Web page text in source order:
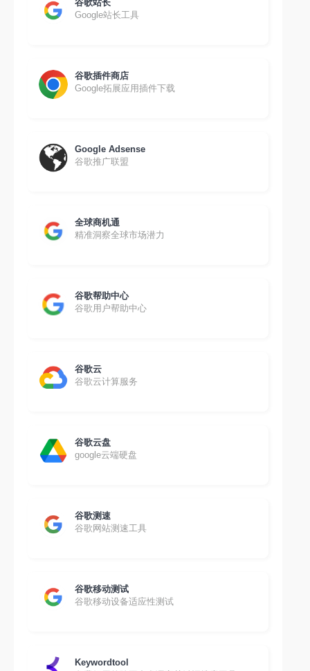
谷歌站长
Google站长工具
谷歌插件商店
Google拓展应用插件下载
Google Adsense
谷歌推广联盟
全球商机通
精准洞察全球市场潜力
谷歌帮助中心
谷歌用户帮助中心
谷歌云
谷歌云计算服务
谷歌云盘
google云端硬盘
谷歌测速
谷歌网站测速工具
谷歌移动测试
谷歌移动设备适应性测试
Keywordtool